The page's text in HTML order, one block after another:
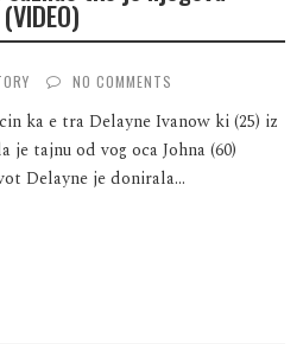
NO COMMENTS
ka e tra Delayne Ivanow ki (25) iz
tajnu od vog oca Johna (60)
Delayne je donirala...